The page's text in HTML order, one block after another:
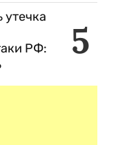
5
утечка
РФ: